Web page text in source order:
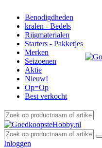
Benodigdheden
kralen - Bedels
Rijgmaterialen
Starters - Pakketjes
Merken
Seizoenen
Aktie
Nieuw!
Op=Op
Best verkocht
Inloggen